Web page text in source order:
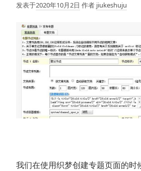
发表于2020年10月2日 作者 jiukeshuju
我们在使用织梦创建专题页面的时